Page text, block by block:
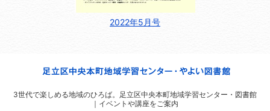
2022年5月号
3世代で楽しめる地域のひろば。
足立区中央本町地域学習センター・図書館
｜イベントや講座をご案内